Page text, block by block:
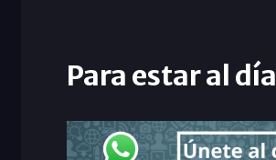
Para estar al día